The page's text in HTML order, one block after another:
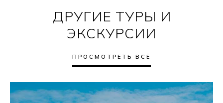
ДРУГИЕ ТУРЫ И
ЭКСКУРСИИ
ПРОСМОТРЕТЬ ВСЁ